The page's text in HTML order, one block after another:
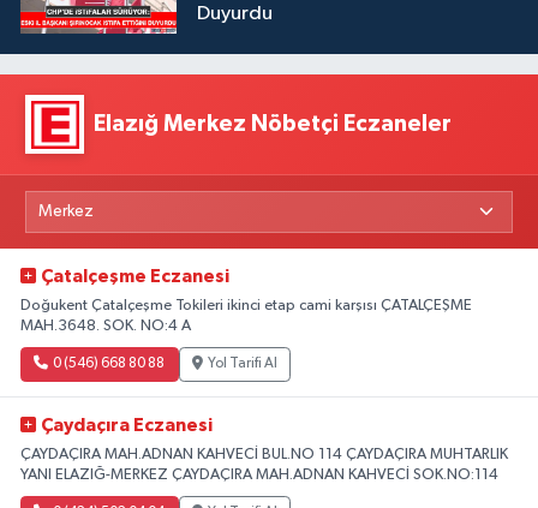
Duyurdu
Elazığ Merkez Nöbetçi Eczaneler
Çatalçeşme Eczanesi
Doğukent Çatalçeşme Tokileri ikinci etap cami karşısı ÇATALÇEŞME
MAH.3648. SOK. NO:4 A
0 (546) 668 80 88 Yol Tarifi Al
Çaydaçıra Eczanesi
ÇAYDAÇIRA MAH.ADNAN KAHVECİ BUL.NO 114 ÇAYDAÇIRA MUHTARLIK
YANI ELAZIĞ-MERKEZ ÇAYDAÇIRA MAH.ADNAN KAHVECİ SOK.NO:114